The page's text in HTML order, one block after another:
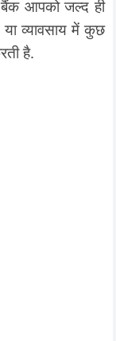
आपको जल्द ही
व्यावसाय में कुछ
है.